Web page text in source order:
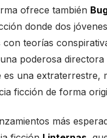
ofrece también
donde dos jóvenes
con teorías
poderosa directora
es una extraterrestre,
ficción de forma
más